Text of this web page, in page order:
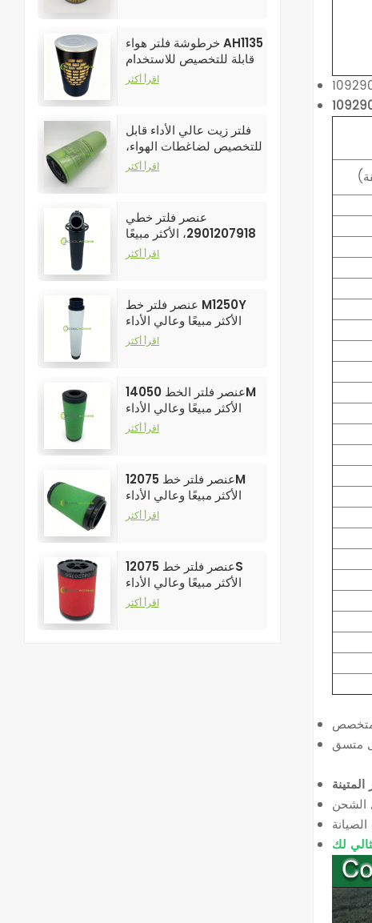
خرطوشة فلتر هواء AH1135
قابلة للتخصيص للاستخدام
الصناعي في فلاتر ضواغط
اقرأ أكثر
فلتر زيت عالي الأداء قابل
للتخصيص لضاغطات الهواء،
اقرأ أكثر
عنصر فلتر خطي
2901207918، الأكثر مبيعًا
وعالي الأداء لفلاتر ضواغط
اقرأ أكثر
عنصر فلتر خط M1250Y
الأكثر مبيعًا وعالي الأداء
لفلاتر ضواغط الهواء
اقرأ أكثر
عنصر فلتر الخط 14050M
الأكثر مبيعًا وعالي الأداء
لفلاتر ضواغط الهواء
اقرأ أكثر
عنصر فلتر خط 12075M
الأكثر مبيعًا وعالي الأداء
لفلاتر ضواغط الهواء
اقرأ أكثر
عنصر فلتر خط 12075S
الأكثر مبيعًا وعالي الأداء
لفلاتر ضواغط الهواء
اقرأ أكثر